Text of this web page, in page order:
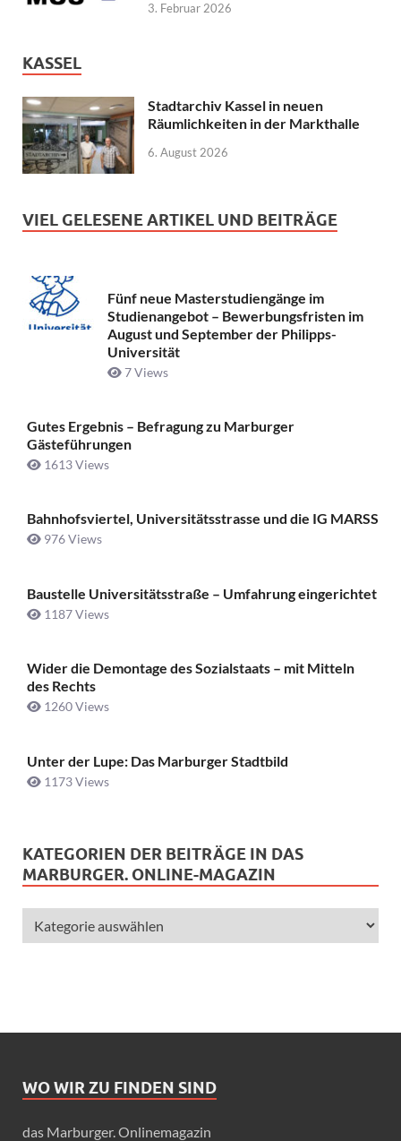
3. Februar 2026
KASSEL
Stadtarchiv Kassel in neuen
Räumlichkeiten in der Markthalle
6. August 2026
VIEL GELESENE ARTIKEL UND BEITRÄGE
Fünf neue Masterstudiengänge im
Studienangebot – Bewerbungsfristen im
August und September der Philipps-
Universität
7 Views
Gutes Ergebnis – Befragung zu Marburger
Gästeführungen
1613 Views
Bahnhofsviertel, Universitätsstrasse und die IG MARSS
976 Views
Baustelle Universitätsstraße ­– Umfahrung eingerichtet
1187 Views
Wider die Demontage des Sozialstaats – mit Mitteln
des Rechts
1260 Views
Unter der Lupe: Das Marburger Stadtbild
1173 Views
KATEGORIEN DER BEITRÄGE IN DAS
MARBURGER. ONLINE-MAGAZIN
WO WIR ZU FINDEN SIND
das Marburger. Onlinemagazin